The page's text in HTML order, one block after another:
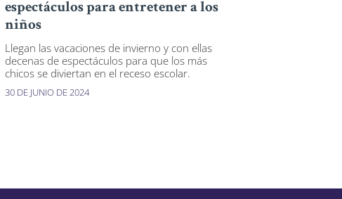
espectáculos para entretener a los
niños
Llegan las vacaciones de invierno y con ellas
decenas de espectáculos para que los más
chicos se diviertan en el receso escolar.
30 DE JUNIO DE 2024